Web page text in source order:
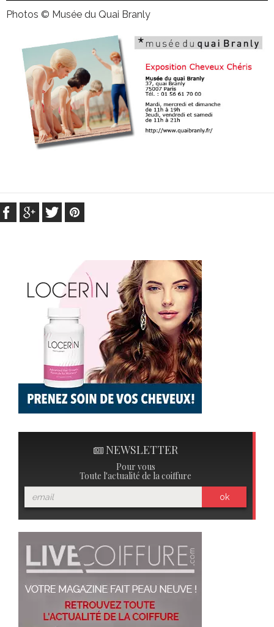
Photos © Musée du Quai Branly
NEWSLETTER
Pour vous
Toute l'actualité de la coiffure
ok